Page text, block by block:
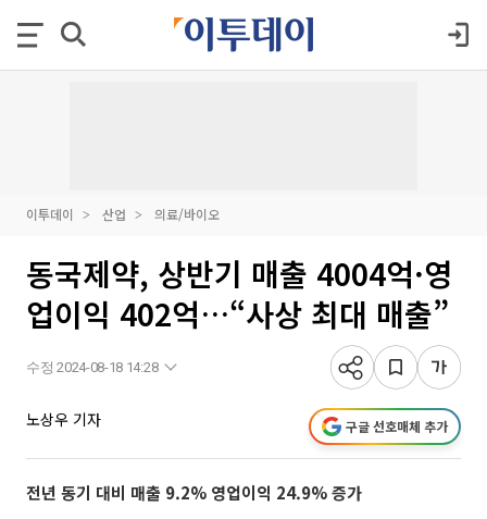
이투데이 산업 의료/바이오
동국제약, 상반기 매출 4004억·영
업이익 402억…“사상 최대 매출”
수정 2024-08-18 14:28
노상우 기자 구글 선호매체 추가
전년 동기 대비 매출 9.2% 영업이익 24.9% 증가